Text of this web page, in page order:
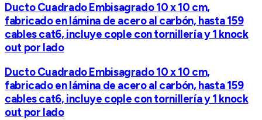
Ducto Cuadrado Embisagrado 10 x 10 cm,
fabricado en lámina de acero al carbón, hasta 159
cables cat6, incluye cople con tornillería y 1 knock
out por lado
Ducto Cuadrado Embisagrado 10 x 10 cm,
fabricado en lámina de acero al carbón, hasta 159
cables cat6, incluye cople con tornillería y 1 knock
out por lado